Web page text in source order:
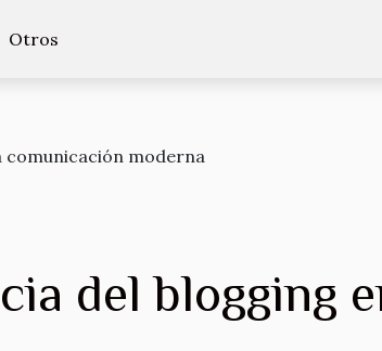
Otros
comunicación moderna
del blogging